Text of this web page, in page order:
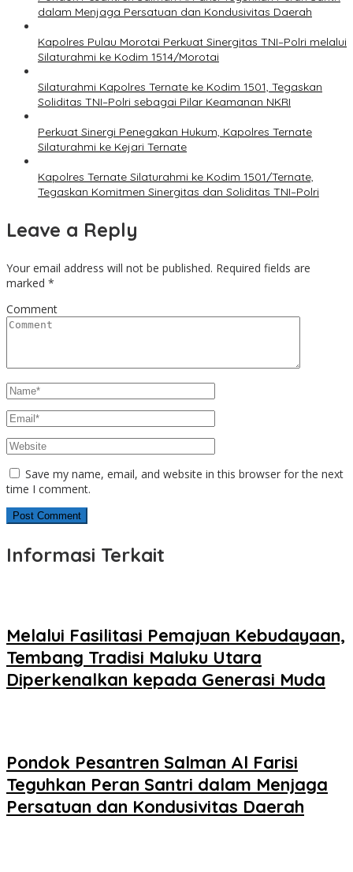
dalam Menjaga Persatuan dan Kondusivitas Daerah
Kapolres Pulau Morotai Perkuat Sinergitas TNI–Polri melalui
Silaturahmi ke Kodim 1514/Morotai
Silaturahmi Kapolres Ternate ke Kodim 1501, Tegaskan
Soliditas TNI–Polri sebagai Pilar Keamanan NKRI
Perkuat Sinergi Penegakan Hukum, Kapolres Ternate
Silaturahmi ke Kejari Ternate
Kapolres Ternate Silaturahmi ke Kodim 1501/Ternate,
Tegaskan Komitmen Sinergitas dan Soliditas TNI–Polri
Leave a Reply
Your email address will not be published. Required fields are
marked *
Comment
Save my name, email, and website in this browser for the next
time I comment.
Informasi Terkait
Melalui Fasilitasi Pemajuan Kebudayaan,
Tembang Tradisi Maluku Utara
Diperkenalkan kepada Generasi Muda
Pondok Pesantren Salman Al Farisi
Teguhkan Peran Santri dalam Menjaga
Persatuan dan Kondusivitas Daerah